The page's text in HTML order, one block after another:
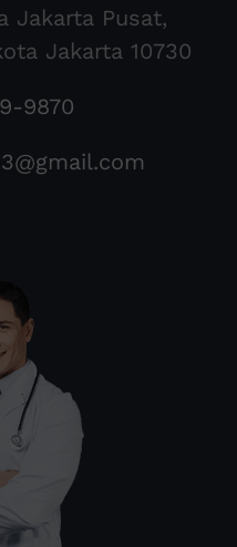
Jakarta Pusat,
Jakarta 10730
9870